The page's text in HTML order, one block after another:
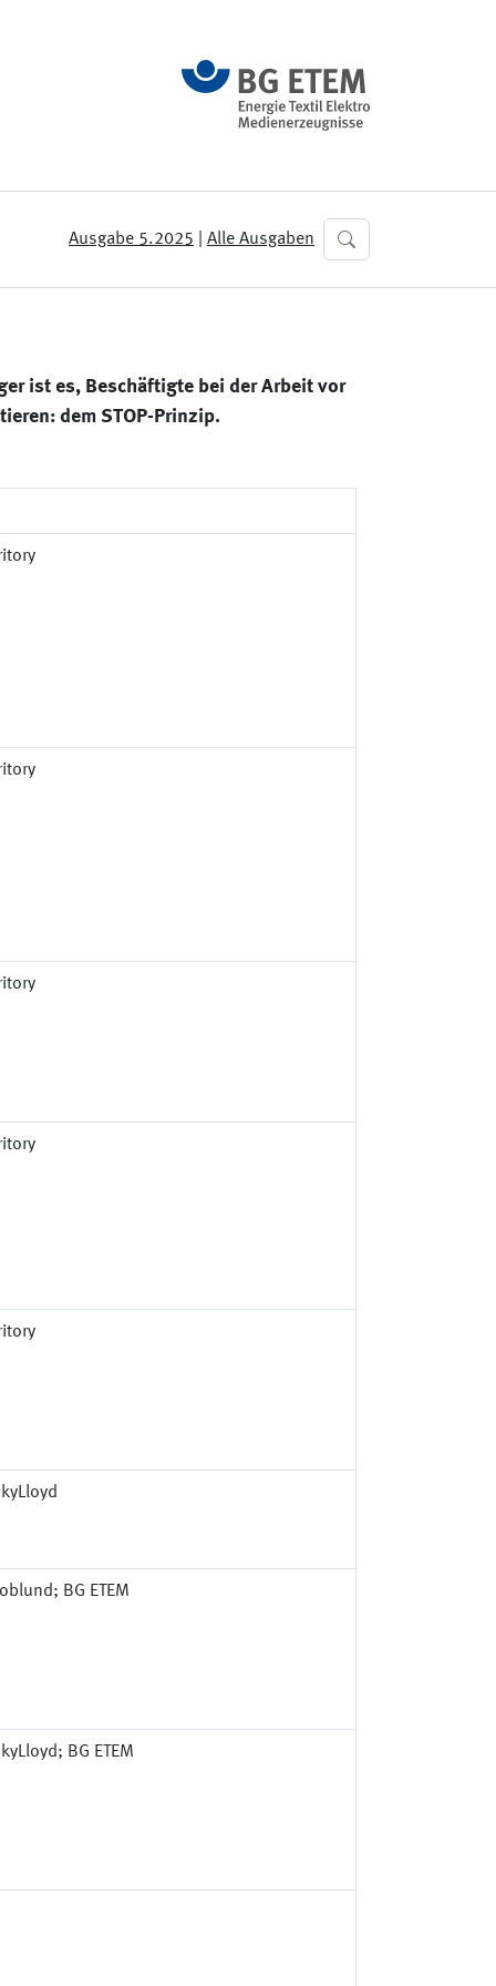
Ausgabe 5.2025 Alle Ausgaben
ist es, Beschäftigte bei der Arbeit vor
dem STOP-Prinzip.
BG ETEM
BG ETEM